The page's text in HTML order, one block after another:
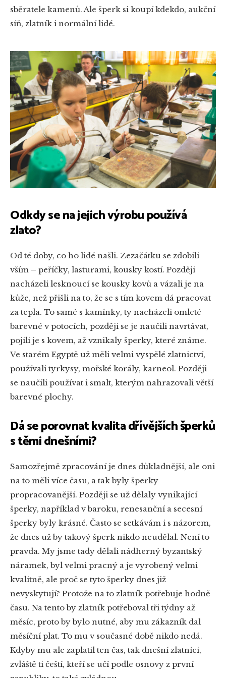
sběratele kamenů. Ale šperk si koupí kdekdo, aukční
síň, zlatník i normální lidé.
Odkdy se na jejich výrobu používá
zlato?
Od té doby, co ho lidé našli. Zezačátku se zdobili
vším – peříčky, lasturami, kousky kostí. Později
nacházeli lesknoucí se kousky kovů a vázali je na
kůže, než přišli na to, že se s tím kovem dá pracovat
za tepla. To samé s kamínky, ty nacházeli omleté
barevné v potocích, později se je naučili navrtávat,
pojili je s kovem, až vznikaly šperky, které známe.
Ve starém Egyptě už měli velmi vyspělé zlatnictví,
používali tyrkysy, mořské korály, karneol. Později
se naučili používat i smalt, kterým nahrazovali větší
barevné plochy.
Dá se porovnat kvalita dřívějších šperků
s těmi dnešními?
Samozřejmě zpracování je dnes důkladnější, ale oni
na to měli více času, a tak byly šperky
propracovanější. Později se už dělaly vynikající
šperky, například v baroku, renesanční a secesní
šperky byly krásné. Často se setkávám i s názorem,
že dnes už by takový šperk nikdo neudělal. Není to
pravda. My jsme tady dělali nádherný byzantský
náramek, byl velmi pracný a je vyrobený velmi
kvalitně, ale proč se tyto šperky dnes již
nevyskytují? Protože na to zlatník potřebuje hodně
času. Na tento by zlatník potřeboval tři týdny až
měsíc, proto by bylo nutné, aby mu zákazník dal
měsíční plat. To mu v současné době nikdo nedá.
Kdyby mu ale zaplatil ten čas, tak dnešní zlatníci,
zvláště ti čeští, kteří se učí podle osnovy z první